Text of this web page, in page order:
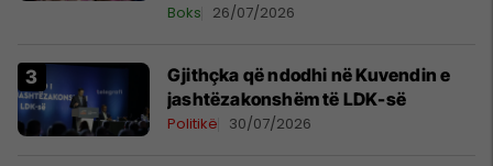
Boks 26/07/2026
Gjithçka që ndodhi në Kuvendin e
jashtëzakonshëm të LDK-së
Politikë 30/07/2026